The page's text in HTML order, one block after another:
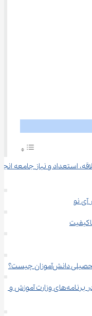
استعداد و نیاز جامعه
آی نو
چیست؟
آیا هنرستان‌ها سهم بیشتری در برنامه‌های وزارت آموزش و